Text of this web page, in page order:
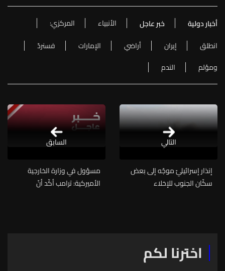
أخبار دولية خبر عاجل الأنبياء
المركزي:
انطلق
إيران أراضي الإمارات
فسنردّ
ومؤلم
الندم
التالي
إنذار إسرائيليّ موجّه إلى بعض
سكّان الجنوب للإخلاء
مسؤول في وزارة الخارجية
الأميركية: ترامب أكّد أنّ
السابق
اخترنا لكم